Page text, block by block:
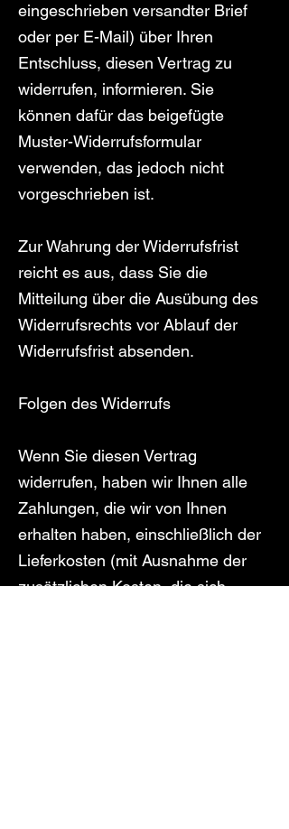
eingeschrieben versandter Brief
oder per E-Mail) über Ihren
Entschluss, diesen Vertrag zu
widerrufen, informieren. Sie
können dafür das beigefügte
Muster-Widerrufsformular
verwenden, das jedoch nicht
vorgeschrieben ist.
Zur Wahrung der Widerrufsfrist
reicht es aus, dass Sie die
Mitteilung über die Ausübung des
Widerrufsrechts vor Ablauf der
Widerrufsfrist absenden.
Folgen des Widerrufs
Wenn Sie diesen Vertrag
widerrufen, haben wir Ihnen alle
Zahlungen, die wir von Ihnen
erhalten haben, einschließlich der
Lieferkosten (mit Ausnahme der
zusätzlichen Kosten, die sich